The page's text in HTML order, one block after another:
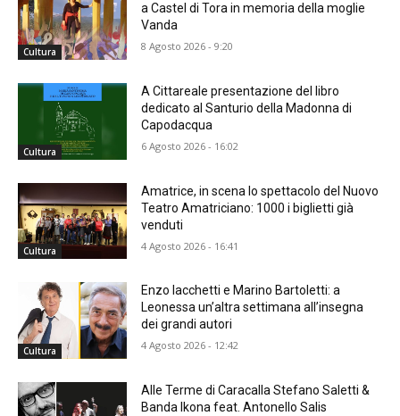
Cultura
a Castel di Tora in memoria della moglie
Vanda
8 Agosto 2026 - 9:20
Cultura
A Cittareale presentazione del libro
dedicato al Santurio della Madonna di
Capodacqua
6 Agosto 2026 - 16:02
Cultura
Amatrice, in scena lo spettacolo del Nuovo
Teatro Amatriciano: 1000 i biglietti già
venduti
4 Agosto 2026 - 16:41
Cultura
Enzo Iacchetti e Marino Bartoletti: a
Leonessa un’altra settimana all’insegna
dei grandi autori
4 Agosto 2026 - 12:42
Alle Terme di Caracalla Stefano Saletti &
Banda Ikona feat. Antonello Salis